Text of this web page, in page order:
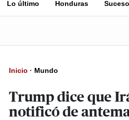
Lo último Honduras
Inicio · Mundo
Trump dice que
notificó de